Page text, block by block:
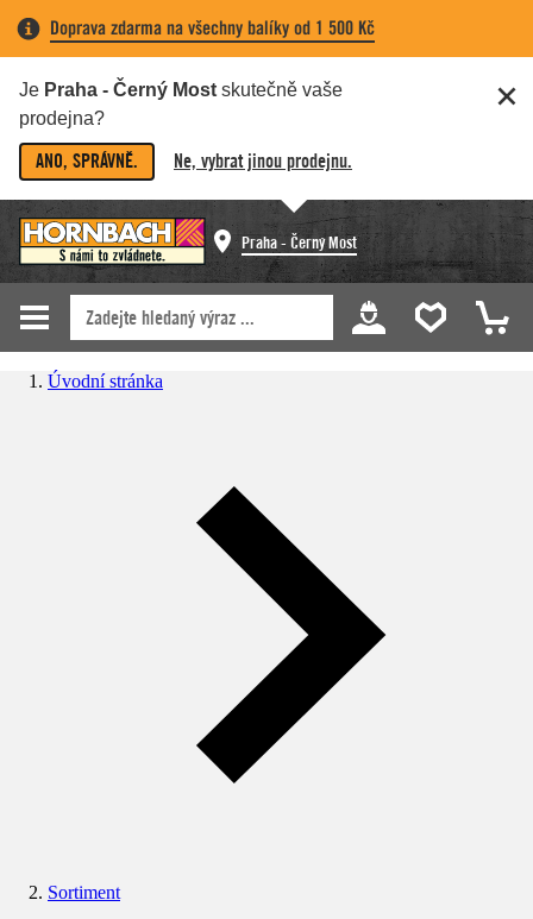
Doprava zdarma na všechny balíky od 1 500 Kč
Je Praha - Černý Most skutečně vaše
prodejna?
ANO, SPRÁVNĚ. Ne, vybrat jinou prodejnu.
Praha - Černý Most
Úvodní stránka
Sortiment